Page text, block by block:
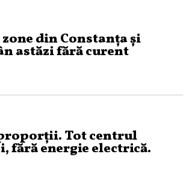
din Constanța și
astăzi fără curent
Tot centrul
fără energie electrică.